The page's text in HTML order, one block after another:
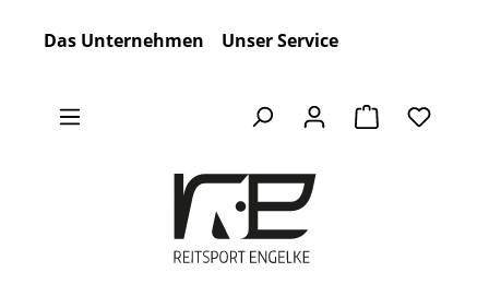
Das Unternehmen Unser Service
Warenkorb